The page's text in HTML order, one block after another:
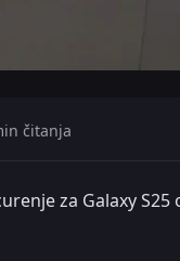
čitanja
za Galaxy